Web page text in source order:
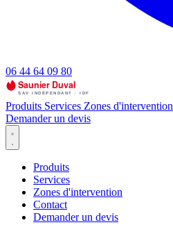
06 44 64 09 80
Produits Services Zones d'intervention
Demander un devis
Produits
Services
Zones d'intervention
Contact
Demander un devis